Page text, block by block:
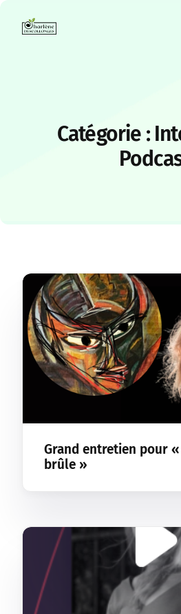
Catégorie :
Grand entretien pour
brûle »